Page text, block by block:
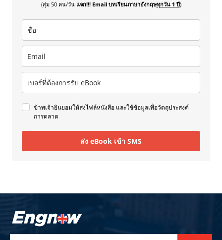
(สุ่ม 50 คน/วัน แจก!!! Email บทเรียนภาษาอังกฤษทุกวัน 1 ปี)
ข้าพเจ้ายินยอมให้ส่งไฟล์หนังสือ และใช้ข้อมูลเพื่อวัตถุประสงค์
การตลาด
ส่ง eBook เข้า SMS